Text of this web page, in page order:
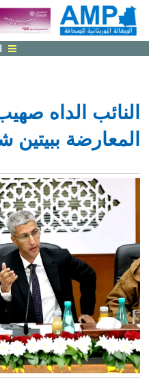
النائب الداه
المعارضة ببيتين